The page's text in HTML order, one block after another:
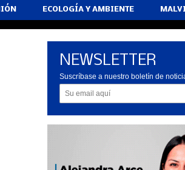
ECOLOGÍA Y AMBIENTE
NEWSLETTER
Suscríbase a nuestro boletín de